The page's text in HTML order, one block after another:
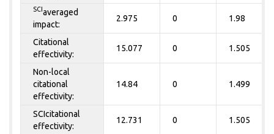
SCI averaged
impact:
2.975 0 1.98
Citational
effectivity:
15.077 0 1.505
Non-local
citational
effectivity:
14.84 0 1.499
SCIcitational
effectivity:
12.731 0 1.505